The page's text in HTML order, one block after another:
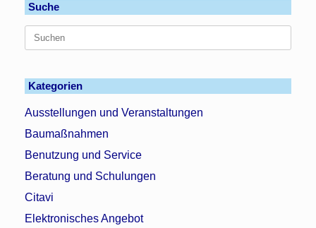
Suche
Suchen
Kategorien
Ausstellungen und Veranstaltungen
Baumaßnahmen
Benutzung und Service
Beratung und Schulungen
Citavi
Elektronisches Angebot